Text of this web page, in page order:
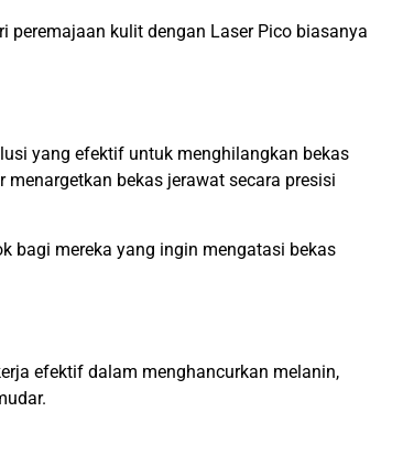
peremajaan kulit dengan Laser Pico biasanya
yang efektif untuk menghilangkan bekas
bekas jerawat secara presisi
bagi mereka yang ingin mengatasi bekas
efektif dalam menghancurkan melanin,